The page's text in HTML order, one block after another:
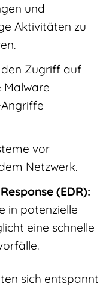
und
Aktivitäten zu
Zugriff auf
Malware
vor
Netzwerk.
(EDR):
in potenzielle
eine schnelle
sich entspannt